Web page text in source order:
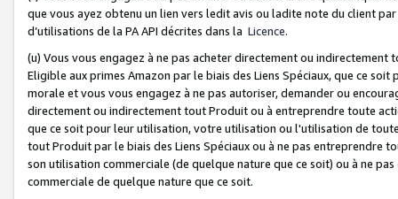
que vous ayez obtenu un lien vers ledit avis ou ladite note du client
d’utilisations de la PA API décrites dans la Licence.
(u) Vous vous engagez à ne pas acheter directement ou
Eligible aux primes Amazon par le biais des Liens Spéciaux, que ce
morale et vous vous engagez à ne pas autoriser, demander ou
directement ou indirectement tout Produit ou à entreprendre toute
que ce soit pour leur utilisation, votre utilisation ou l'utilisation de
tout Produit par le biais des Liens Spéciaux ou à ne pas entreprendre
son utilisation commerciale (de quelque nature que ce soit) ou à ne
commerciale de quelque nature que ce soit.